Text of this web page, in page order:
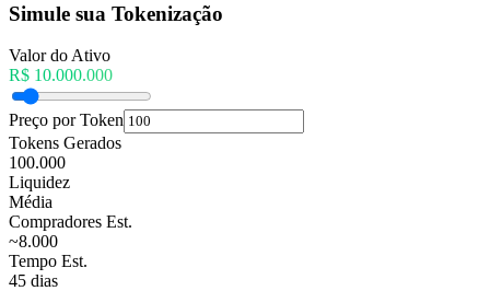
Simule sua Tokenização
Valor do Ativo
R$ 10.000.000
Preço por Token
Tokens Gerados
100.000
Liquidez
Média
Compradores Est.
~8.000
Tempo Est.
45 dias